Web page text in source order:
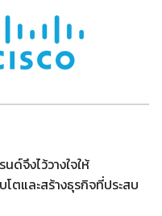
ด์จึงไว้วางใจให้
ตและสร้างธุรกิจที่ประสบ